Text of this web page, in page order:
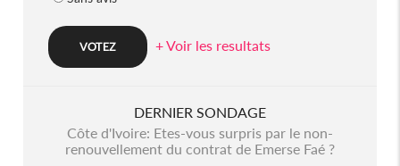
+ Voir les resultats
DERNIER SONDAGE
Côte d'Ivoire: Etes-vous surpris par le non-
renouvellement du contrat de Emerse Faé ?